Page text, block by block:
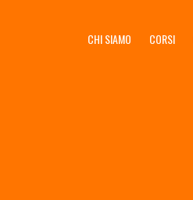
CHI SIAMO CORSI